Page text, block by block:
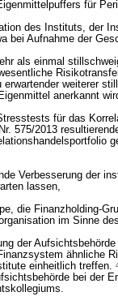
für
des Instituts, der
bei Aufnahme der
als einmal
weiterer
anerkannt
für das
575/2013
Verbesserung der
lassen,
die Finanzholding-
im Sinne
der
ähnliche
einheitlich treffen.
bei der